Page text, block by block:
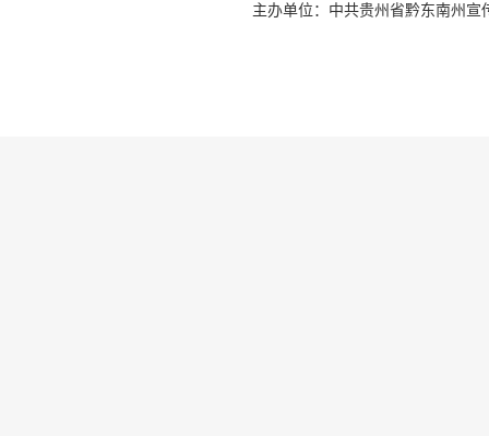
主办单位：中共贵州省黔东南州宣